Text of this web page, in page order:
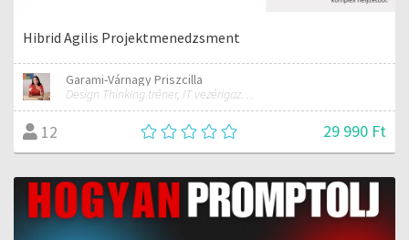
Hibrid Agilis Projektmenedzsment
Garami-Várnagy Priszcilla
Design Thinking tréner, IT vezérigazgató
12 29 990 Ft